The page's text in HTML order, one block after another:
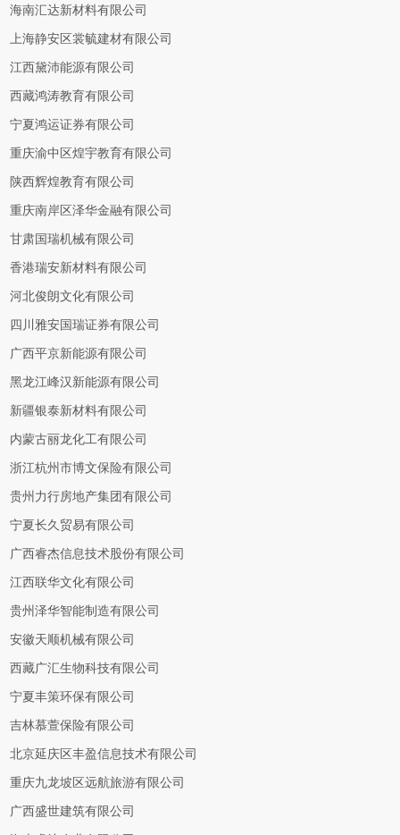
海南汇达新材料有限公司
上海静安区裳毓建材有限公司
江西黛沛能源有限公司
西藏鸿涛教育有限公司
宁夏鸿运证券有限公司
重庆渝中区煌宇教育有限公司
陕西辉煌教育有限公司
重庆南岸区泽华金融有限公司
甘肃国瑞机械有限公司
香港瑞安新材料有限公司
河北俊朗文化有限公司
四川雅安国瑞证券有限公司
广西平京新能源有限公司
黑龙江峰汉新能源有限公司
新疆银泰新材料有限公司
内蒙古丽龙化工有限公司
浙江杭州市博文保险有限公司
贵州力行房地产集团有限公司
宁夏长久贸易有限公司
广西睿杰信息技术股份有限公司
江西联华文化有限公司
贵州泽华智能制造有限公司
安徽天顺机械有限公司
西藏广汇生物科技有限公司
宁夏丰策环保有限公司
吉林慕萱保险有限公司
北京延庆区丰盈信息技术有限公司
重庆九龙坡区远航旅游有限公司
广西盛世建筑有限公司